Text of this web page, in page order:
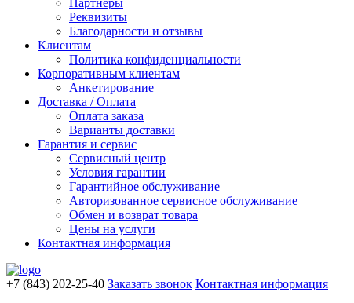
Партнеры
Реквизиты
Благодарности и отзывы
Клиентам
Политика конфиденциальности
Корпоративным клиентам
Анкетирование
Доставка / Оплата
Оплата заказа
Варианты доставки
Гарантия и сервис
Сервисный центр
Условия гарантии
Гарантийное обслуживание
Авторизованное сервисное обслуживание
Обмен и возврат товара
Цены на услуги
Контактная информация
+7 (843) 202-25-40 Заказать звонок Контактная информация